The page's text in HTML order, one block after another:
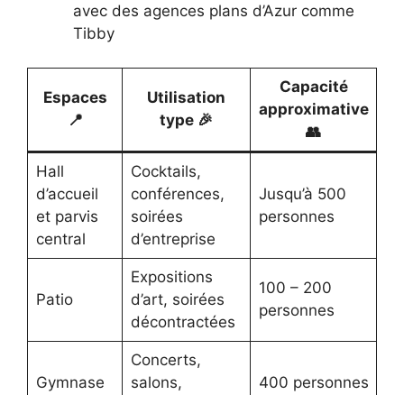
avec des agences plans d’Azur comme
Tibby
Espaces
📍
Utilisation
type 🎉
Capacité
approximative
👥
Hall
d’accueil
et parvis
central
Cocktails,
conférences,
soirées
d’entreprise
Jusqu’à 500
personnes
Patio
Expositions
d’art, soirées
décontractées
100 – 200
personnes
Gymnase
Concerts,
salons,
400 personnes